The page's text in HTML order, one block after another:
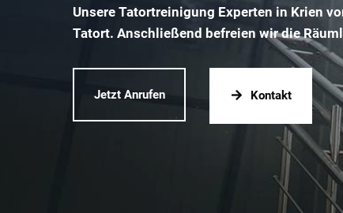
Unsere Tatortreinigung Experten in Krien
Tatort. Anschließend befreien wir die
Jetzt Anrufen Kontakt